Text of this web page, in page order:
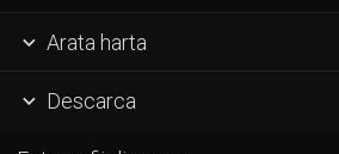
 Arata harta
 Descarca